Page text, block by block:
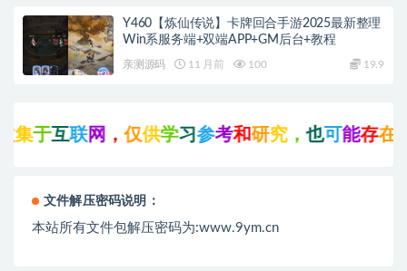
Y460【炼仙传说】卡牌回合手游2025最新整理
Win系服务端+双端APP+GM后台+教程
亲测源码 11 月前 100 19.9
于互联网， 仅 供学习参考和研究，也 可能 存在未
文件解压密码说明：
本站所有文件包解压密码为:www.9ym.cn